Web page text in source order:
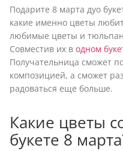
Подарите 8 марта дуо
какие именно цветы
любимые цветы и
Совместив их в одном
Получательница сможет
композицией, а сможет
радоваться еще больше.
Какие цветы
букете 8